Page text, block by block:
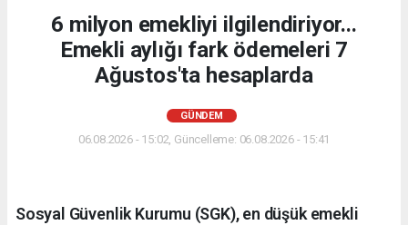
6 milyon emekliyi ilgilendiriyor...
Emekli aylığı fark ödemeleri 7
Ağustos'ta hesaplarda
GÜNDEM
06.08.2026 - 15:02, Güncelleme: 06.08.2026 - 15:41
Sosyal Güvenlik Kurumu (SGK), en düşük emekli